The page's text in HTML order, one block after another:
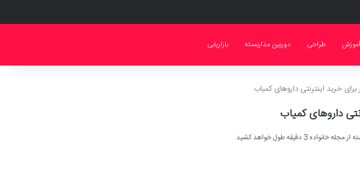
آموزش طراحی دوربین مداربسته بازاریابی
خرید اینترنتی داروهای کمیاب
داروهای کمیاب
3 دقیقه طول خواهد کشید